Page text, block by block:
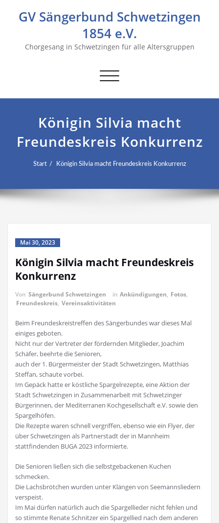
GV Sängerbund Schwetzingen
1854 e.V.
Chorgesang in Schwetzingen für alle Altersgruppen
Navigation
Königin Silvia macht
Freundeskreis Konkurrenz
Start Königin Silvia macht Freundeskreis Konkurrenz
Mai 30, 2023
Königin Silvia macht Freundeskreis
Konkurrenz
Von Sängerbund Schwetzingen in Ankündigungen, Fotos,
Freundeskreis, Vereinsaktivitäten
Beim Freundeskreistreffen des Sängerbundes war dieses Mal
einiges geboten.
Nicht nur der Vertreter der fördernden Mitglieder, Joachim
Schäfer, beehrte die Senioren,
auch der 1. Bürgermeister der Stadt Schwetzingen, Matthias
Steffan, schaute vorbei.
Im Gepäck hatte er köstliche Spargelrezepte, eine Aktion der
Stadt Schwetzingen in Zusammenarbeit mit Schwetzinger
Bürgerinnen, der Mediterranen Kochgesellschaft e.V. sowie den
Spargelhöfen.
Die Rezepte waren schnell vergriffen, ebenso wie ein Flyer, der
über Schwetzingen als Partnerstadt der in Mannheim
stattfindenden BUGA 2023 informierte.
Die Senioren ließen sich die selbstgebackenen Kuchen
schmecken.
Die Lachsbrötchen wurden unter Klängen von Seemannsliedern
verspeist.
Im Mai dürfen natürlich auch die Spargellieder nicht fehlen und
so stimmte Renate Schnitzer ein Spargellied nach dem anderen